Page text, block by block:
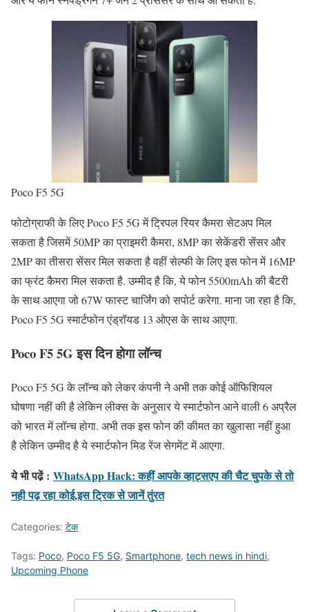
Poco F5 5G
फोटोग्राफी के लिए Poco F5 5G में ट्रिपल रियर कैमरा सेटअप मिल
सकता है जिसमें 50MP का प्राइमरी कैमरा, 8MP का सेकेंडरी सेंसर और
2MP का तीसरा सेंसर मिल सकता है वहीं सेल्फी के लिए इस फोन में 16MP
का फ्रंट कैमरा मिल सकता है. उम्मीद है कि, ये फोन 5500mAh की बैटरी
के साथ आएगा जो 67W फास्ट चार्जिंग को सपोर्ट करेगा. माना जा रहा है कि,
Poco F5 5G स्मार्टफोन एंड्रॉयड 13 ओएस के साथ आएगा.
Poco F5 5G इस दिन होगा लॉन्च
Poco F5 5G के लॉन्च को लेकर कंपनी ने अभी तक कोई ऑफिशियल
घोषणा नहीं की है लेकिन लीक्स के अनुसार ये स्मार्टफोन आने वाली 6 अप्रैल
को भारत में लॉन्च होगा. अभी तक इस फोन की कीमत का खुलासा नहीं हुआ
है लेकिन उम्मीद है ये स्मार्टफोन मिड रेंज सेगमेंट में आएगा.
ये भी पढे़ं : WhatsApp Hack: कहीं आपके व्हाट्सएप की चैट चुपके से तो
नही पढ़ रहा कोई,इस ट्रिक से जानें तुंरत
Categories: टेक
Tags: Poco, Poco F5 5G, Smartphone, tech news in hindi,
Upcoming Phone